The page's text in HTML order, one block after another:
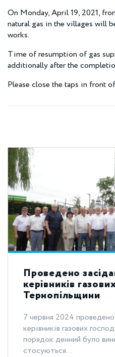
On Monday, April 19, 2021,
natural gas in the villages will
works.
Time of resumption of gas
additionally after the
Please close the taps in front
Проведено
керівників
Тернопільщини
7 червня 2024 проведено
керівників газових
порядок денний було
стосуються...